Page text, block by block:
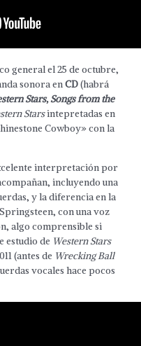
general el 25 de octubre,
sonora enCD(habrá
Stars, Songs from the
Starsintepretadas en
Cowboy» con la
interpretación por
incluyendo una
y la diferencia en la
con una voz
algo comprensible si
estudio de Western Stars
(antes de Wrecking Ball
vocales hace pocos